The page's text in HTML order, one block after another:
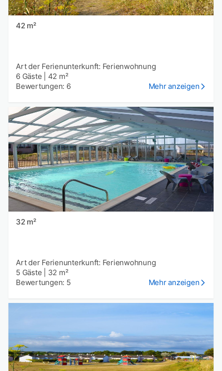
42 m²
Art der Ferienunterkunft: Ferienwohnung
6 Gäste
42 m²
Bewertungen: 6
Mehr anzeigen
32 m²
Art der Ferienunterkunft: Ferienwohnung
5 Gäste
32 m²
Bewertungen: 5
Mehr anzeigen